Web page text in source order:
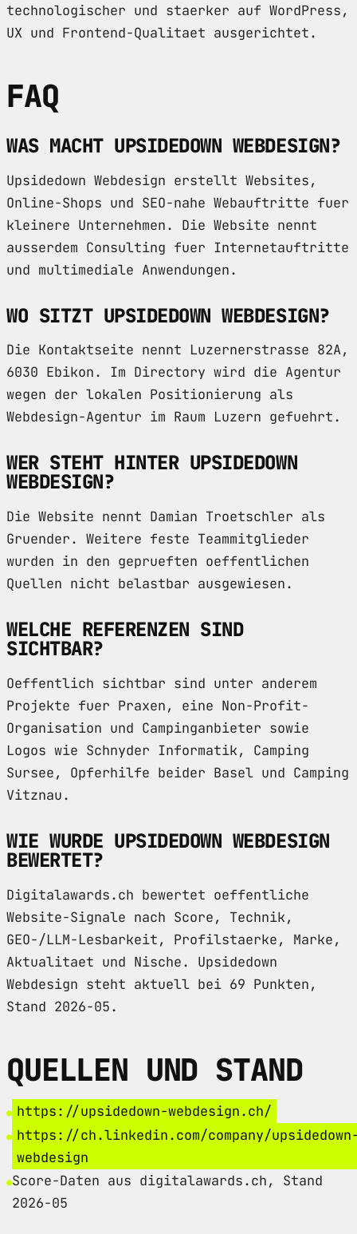
technologischer und staerker auf WordPress,
UX und Frontend-Qualitaet ausgerichtet.
FAQ
WAS MACHT UPSIDEDOWN WEBDESIGN?
Upsidedown Webdesign erstellt Websites,
Online-Shops und SEO-nahe Webauftritte fuer
kleinere Unternehmen. Die Website nennt
ausserdem Consulting fuer Internetauftritte
und multimediale Anwendungen.
WO SITZT UPSIDEDOWN WEBDESIGN?
Die Kontaktseite nennt Luzernerstrasse 82A,
6030 Ebikon. Im Directory wird die Agentur
wegen der lokalen Positionierung als
Webdesign-Agentur im Raum Luzern gefuehrt.
WER STEHT HINTER UPSIDEDOWN
WEBDESIGN?
Die Website nennt Damian Troetschler als
Gruender. Weitere feste Teammitglieder
wurden in den geprueften oeffentlichen
Quellen nicht belastbar ausgewiesen.
WELCHE REFERENZEN SIND
SICHTBAR?
Oeffentlich sichtbar sind unter anderem
Projekte fuer Praxen, eine Non-Profit-
Organisation und Campinganbieter sowie
Logos wie Schnyder Informatik, Camping
Sursee, Opferhilfe beider Basel und Camping
Vitznau.
WIE WURDE UPSIDEDOWN WEBDESIGN
BEWERTET?
Digitalawards.ch bewertet oeffentliche
Website-Signale nach Score, Technik,
GEO-/LLM-Lesbarkeit, Profilstaerke, Marke,
Aktualitaet und Nische. Upsidedown
Webdesign steht aktuell bei 69 Punkten,
Stand 2026-05.
QUELLEN UND STAND
https://upsidedown-webdesign.ch/
https://ch.linkedin.com/company/
webdesign
Score-Daten aus digitalawards.ch, Stand
2026-05